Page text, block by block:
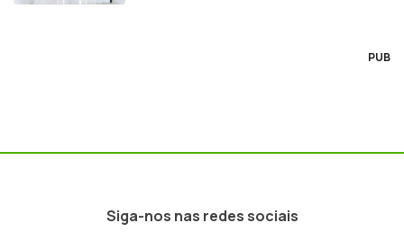
PUB
Siga-nos nas redes sociais